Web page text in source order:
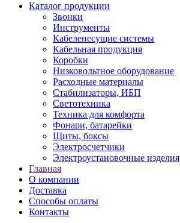
Каталог продукции
Звонки
Инструменты
Кабеленесущие системы
Кабельная продукция
Коробки
Низковольтное оборудование
Расходные материалы
Стабилизаторы, ИБП
Светотехника
Техника для комфорта
Фонари, батарейки
Щиты, боксы
Электросчетчики
Электроустановочные изделия
Главная
О компании
Доставка
Способы оплаты
Контакты